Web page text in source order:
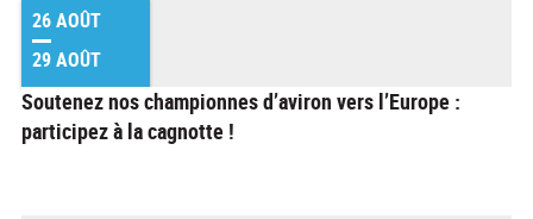
26 AOÛT
29 AOÛT
Soutenez nos championnes d’aviron vers l’Europe :
participez à la cagnotte !